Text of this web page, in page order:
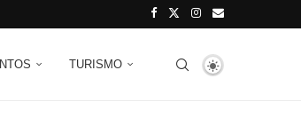
TURISMO